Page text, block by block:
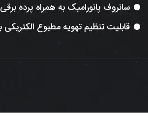
سانروف پانورامیک به همراه پرده برقی
قابلیت تنظیم تهویه مطبوع